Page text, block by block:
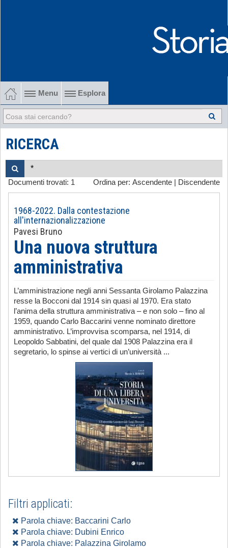
Menu Esplora
1902-1915 Gli esordi
1915-1945 Tra le due guerre
1945-1968 Dalla liberazione al '68
1968-2022 Dalla contestazione all'internazionalizzazione
-
RICERCA
Ordina per: Ascendente Discendente
Documenti trovati: 1
1968-2022. Dalla contestazione
all'internazionalizzazione
Pavesi Bruno
Una nuova struttura
amministrativa
L’amministrazione negli anni Sessanta Girolamo Palazzina
resse la Bocconi dal 1914 sin quasi al 1970. Era stato
l’anima della struttura amministrativa – e non solo – fino al
1959, quando Carlo Baccarini venne nominato direttore
amministrativo. L’improvvisa scomparsa, nel 1914, di
Leopoldo Sabbatini, del quale dal 1908 Palazzina era il
segretario, lo spinse ai vertici di un’università ...
Filtri applicati:
Parola chiave: Baccarini Carlo
Parola chiave: Dubini Enrico
Parola chiave: Palazzina Girolamo